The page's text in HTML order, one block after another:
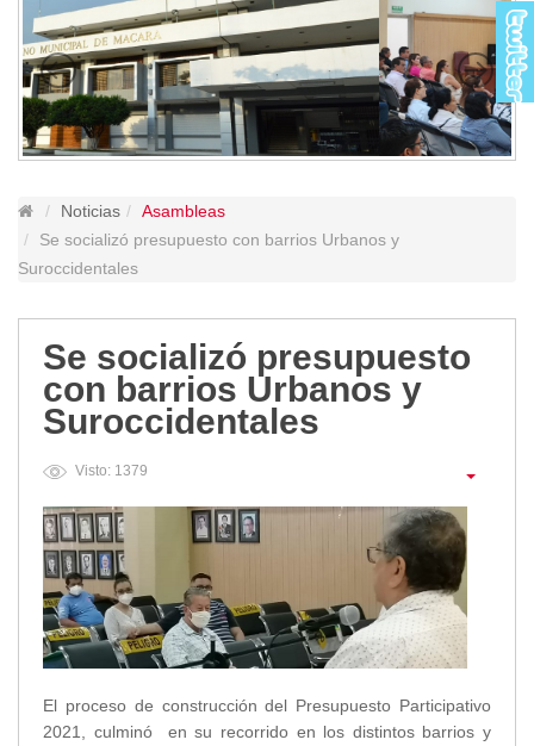
Noticias
Asambleas
Se socializó presupuesto con barrios Urbanos y
Suroccidentales
Se socializó presupuesto
con barrios Urbanos y
Suroccidentales
Visto: 1379
El proceso de construcción del Presupuesto Participativo
2021, culminó en su recorrido en los distintos barrios y
Macará
Cantón
Himno a Macará
Símbolos Patrios
Gastronomía
Lugares Turísticos
Parques
Numbiaranga
Plan de Desarrollo Turístico
Obras
Asambleas
Convenios
Eventos
Comunicados e Invitaciones
Socializaciones
Reuniones
Social